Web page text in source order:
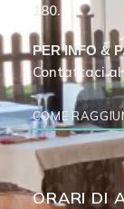
180.
PER INFO &
Contattaci al
COME
ORARI DI